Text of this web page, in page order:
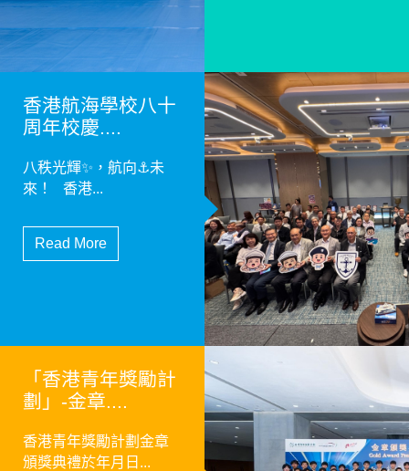
香港航海學校八十
周年校慶....
八秩光輝✨，航向⚓️未
來！ 香港...
Read More
「香港青年獎勵計
劃」-金章....
香港青年獎勵計劃金章
頒獎典禮於年月日...